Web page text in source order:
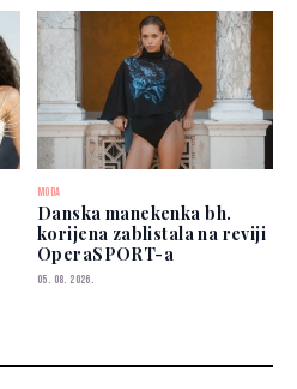
MODA
Danska manekenka bh.
korijena zablistala na reviji
OperaSPORT-a
05. 08. 2026.